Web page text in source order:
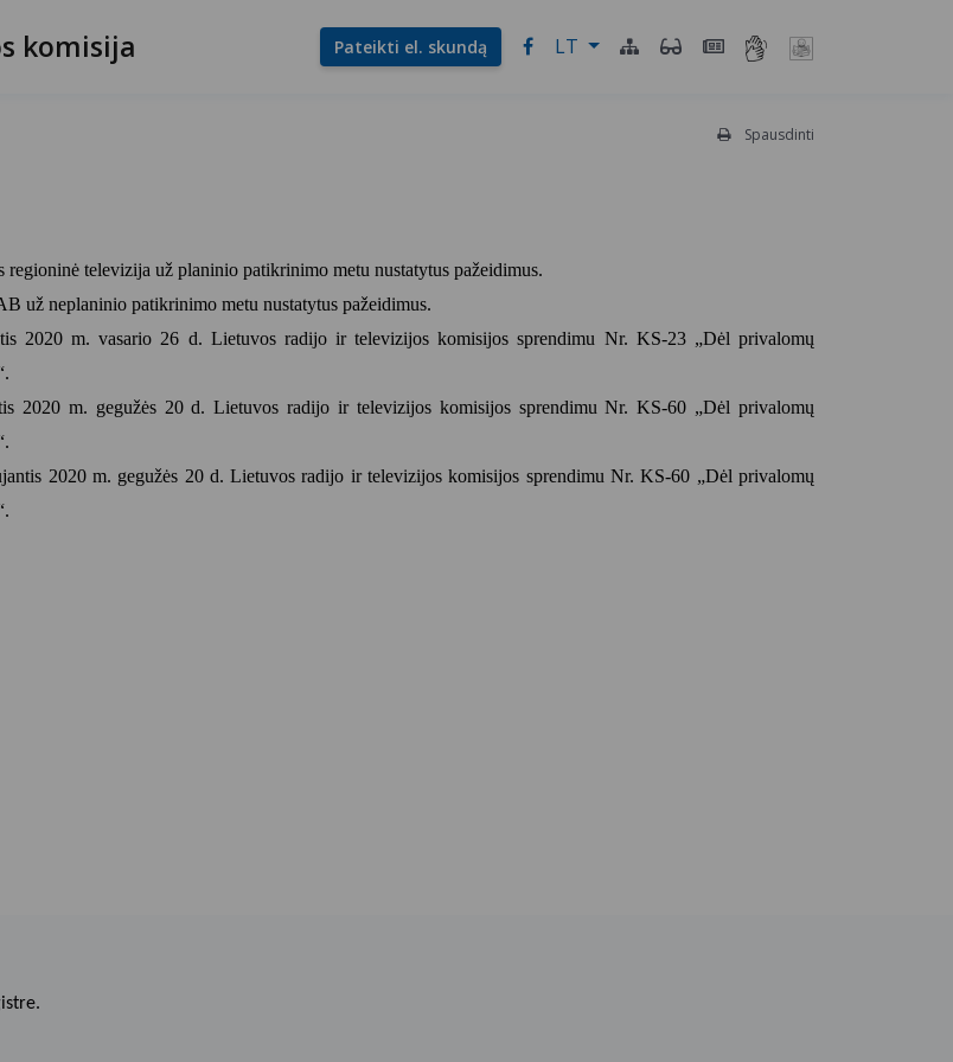
komisija Pateikti el. skundą LT
Spausdinti
regioninė televizija už planinio patikrinimo metu nustatytus pažeidimus.
už neplaninio patikrinimo metu nustatytus pažeidimus.
2020 m. vasario 26 d. Lietuvos radijo ir televizijos komisijos sprendimu Nr. KS-23 „Dėl privalomų
2020 m. gegužės 20 d. Lietuvos radijo ir televizijos komisijos sprendimu Nr. KS-60 „Dėl privalomų
2020 m. gegužės 20 d. Lietuvos radijo ir televizijos komisijos sprendimu Nr. KS-60 „Dėl privalomų
.